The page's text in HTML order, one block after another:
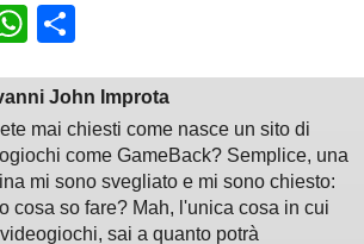
WhatsApp
John Improta
mai chiesti come nasce un sito di
come GameBack? Semplice, una
mi sono svegliato e mi sono chiesto:
cosa so fare? Mah, l'unica cosa in cui
sai a quanto potrà